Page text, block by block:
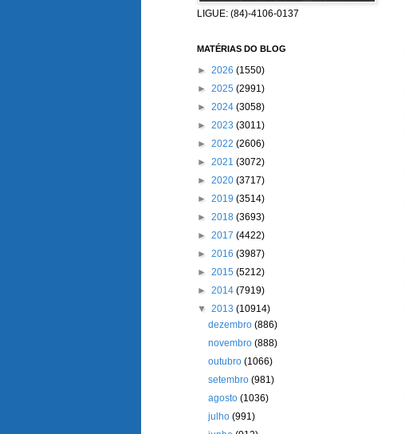
LIGUE: (84)-4106-0137
MATÉRIAS DO BLOG
► 2026 (1550)
► 2025 (2991)
► 2024 (3058)
► 2023 (3011)
► 2022 (2606)
► 2021 (3072)
► 2020 (3717)
► 2019 (3514)
► 2018 (3693)
► 2017 (4422)
► 2016 (3987)
► 2015 (5212)
► 2014 (7919)
▼ 2013 (10914)
dezembro(886)
novembro(888)
outubro(1066)
setembro(981)
agosto(1036)
julho(991)